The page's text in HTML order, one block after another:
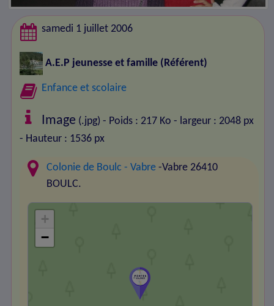
samedi 1 juillet 2006
A.E.P jeunesse et famille (Référent)
Enfance et scolaire
Image (.jpg) - Poids : 217 Ko - largeur : 2048 px
- Hauteur : 1536 px
Colonie de Boulc - Vabre -Vabre 26410
BOULC.
+
−